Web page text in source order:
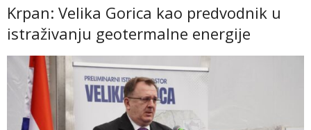
Krpan: Velika Gorica kao predvodnik u
istraživanju geotermalne energije